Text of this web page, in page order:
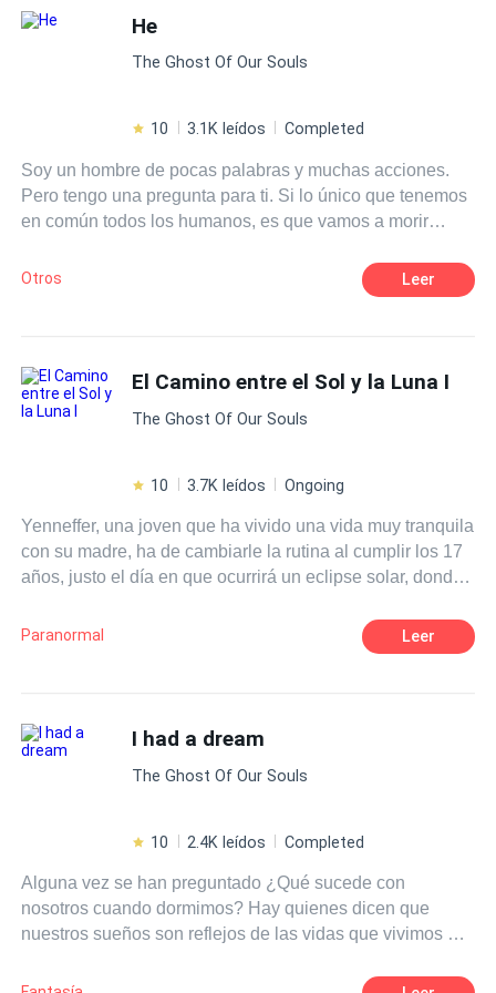
hombre que la traicionó—lamentarían haber tocado a la
He
The Ghost Of Our Souls
10 3.1K leídos Completed
Soy un hombre de pocas palabras y muchas acciones.
Pero tengo una pregunta para ti. Si lo único que tenemos
en común todos los humanos, es que vamos a morir
cumplir su cometido?
Otros Leer
El Camino entre el Sol y la Luna I
The Ghost Of Our Souls
10 3.7K leídos Ongoing
Yenneffer, una joven que ha vivido una vida muy tranquila
con su madre, ha de cambiarle la rutina al cumplir los 17
años, justo el día en que ocurrirá un eclipse solar, donde
padre, al que nunca conoció. Estará dispuesta a todo
sólo para saber su origen, juntos con sus amigos y con
Paranormal Leer
I had a dream
The Ghost Of Our Souls
10 2.4K leídos Completed
Alguna vez se han preguntado ¿Qué sucede con
nosotros cuando dormimos? Hay quienes dicen que
nuestros sueños son reflejos de las vidas que vivimos en